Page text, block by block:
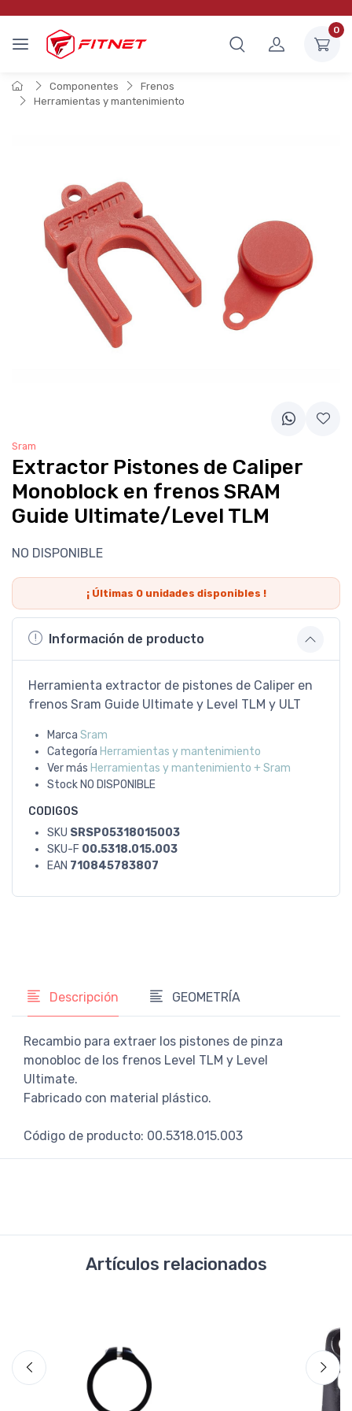
0
Componentes
Frenos
Herramientas y mantenimiento
Sram
Extractor Pistones de Caliper
Monoblock en frenos SRAM
Guide Ultimate/Level TLM
NO DISPONIBLE
¡ Últimas 0unidades disponibles !
Información de producto
Herramienta extractor de pistones de Caliper en
frenos Sram Guide Ultimate y Level TLM y ULT
Marca Sram
Categoría Herramientas y mantenimiento
Ver más Herramientas y mantenimiento + Sram
Stock NO DISPONIBLE
CODIGOS
SKU SRSP05318015003
SKU-F 00.5318.015.003
EAN 710845783807
Descripción GEOMETRÍA
Recambio para extraer los pistones de pinza
monobloc de los frenos Level TLM y Level
Ultimate.
Fabricado con material plástico.
Código de producto: 00.5318.015.003
Artículos relacionados